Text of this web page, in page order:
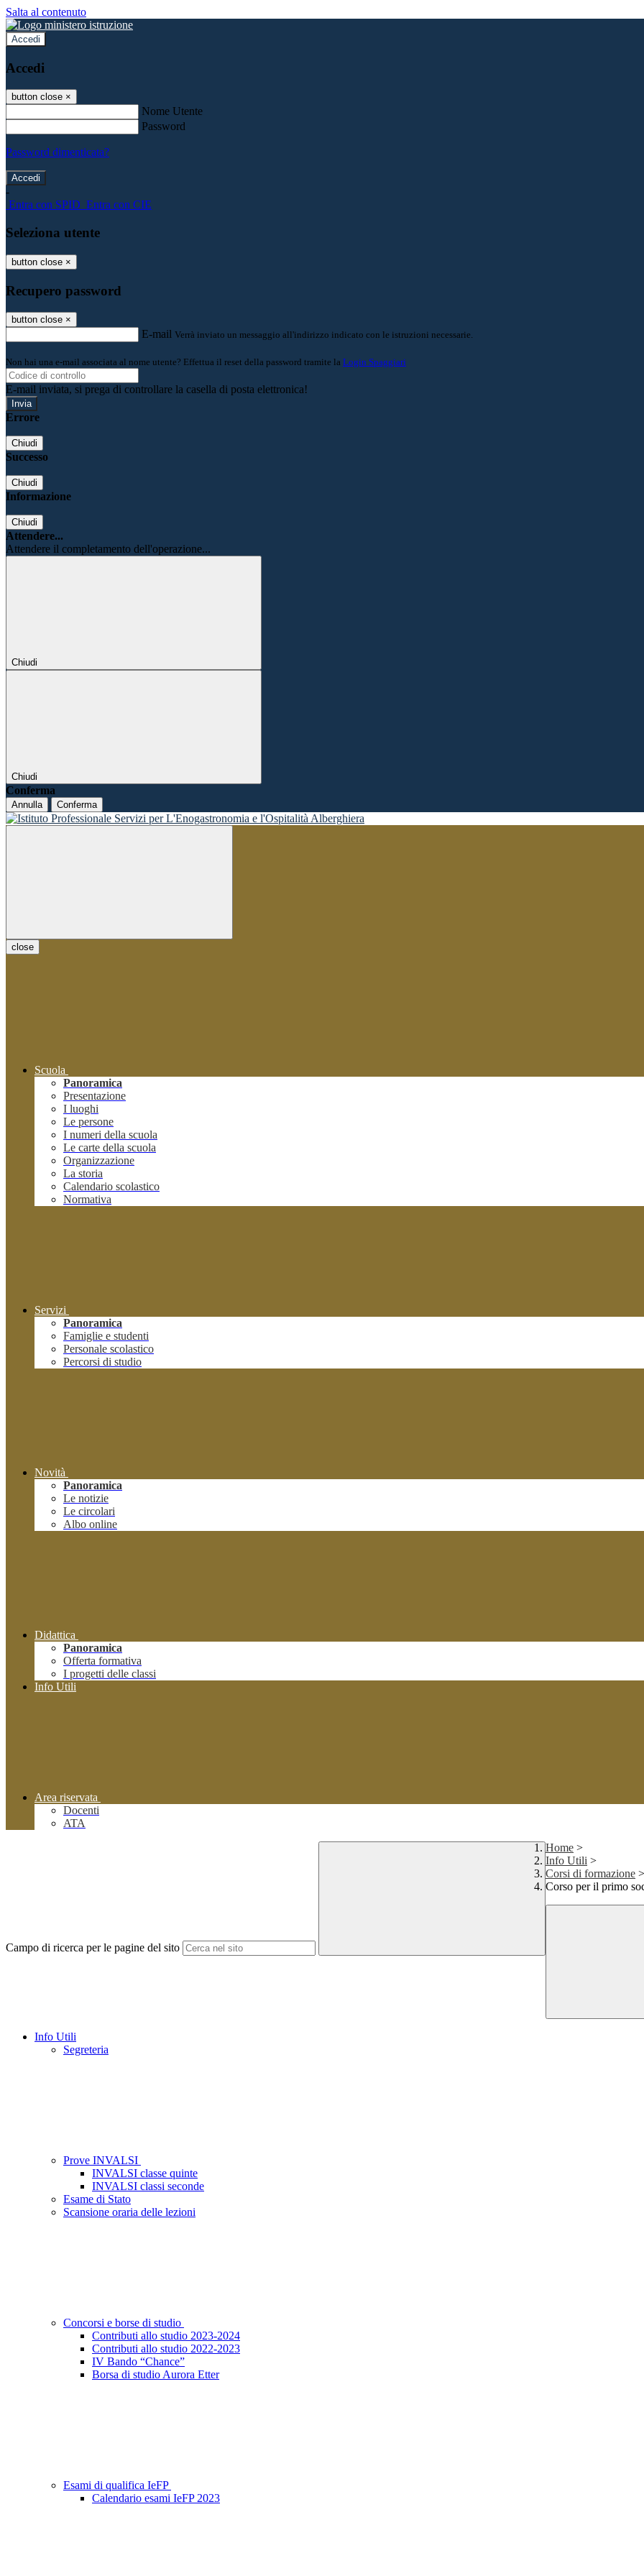
Salta al contenuto
Accedi
Accedi
button close ×
Nome Utente
Password
Password dimenticata?
-
Entra con SPID Entra con CIE
Seleziona utente
button close ×
Recupero password
button close ×
E-mail Verrà inviato un messaggio all'indirizzo indicato con le istruzioni necessarie.
Non hai una e-mail associata al nome utente? Effettua il reset della password tramite la Login Spaggiari
E-mail inviata, si prega di controllare la casella di posta elettronica!
Errore
Chiudi
Successo
Chiudi
Informazione
Chiudi
Attendere...
Attendere il completamento dell'operazione...
Chiudi
Chiudi
Conferma
Annulla Conferma
close
Scuola
Panoramica
Presentazione
I luoghi
Le persone
I numeri della scuola
Le carte della scuola
Organizzazione
La storia
Calendario scolastico
Normativa
Servizi
Panoramica
Famiglie e studenti
Personale scolastico
Percorsi di studio
Novità
Panoramica
Le notizie
Le circolari
Albo online
Didattica
Panoramica
Offerta formativa
I progetti delle classi
Info Utili
Area riservata
Docenti
ATA
Campo di ricerca per le pagine del sito
Home >
Info Utili >
Corsi di formazione >
Corso per il primo
Info Utili
Segreteria
Prove INVALSI
INVALSI classe quinte
INVALSI classi seconde
Esame di Stato
Scansione oraria delle lezioni
Concorsi e borse di studio
Contributi allo studio 2023-2024
Contributi allo studio 2022-2023
IV Bando “Chance”
Borsa di studio Aurora Etter
Esami di qualifica IeFP
Calendario esami IeFP 2023